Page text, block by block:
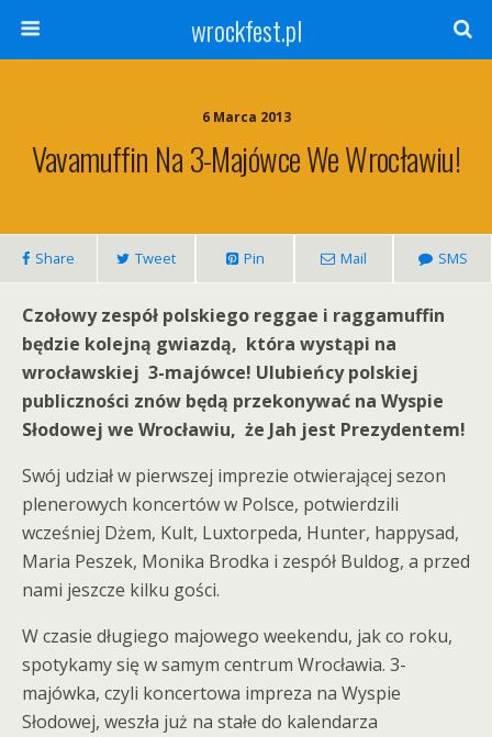
wrockfest.pl
6 Marca 2013
Vavamuffin Na 3-Majówce We Wrocławiu!
Share Tweet Pin Mail SMS
Czołowy zespół polskiego reggae i raggamuffin
będzie kolejną gwiazdą, która wystąpi na
wrocławskiej 3-majówce! Ulubieńcy polskiej
publiczności znów będą przekonywać na Wyspie
Słodowej we Wrocławiu, że Jah jest Prezydentem!
Swój udział w pierwszej imprezie otwierającej sezon
plenerowych koncertów w Polsce, potwierdzili
wcześniej Dżem, Kult, Luxtorpeda, Hunter, happysad,
Maria Peszek, Monika Brodka i zespół Buldog, a przed
nami jeszcze kilku gości.
W czasie długiego majowego weekendu, jak co roku,
spotykamy się w samym centrum Wrocławia. 3-
majówka, czyli koncertowa impreza na Wyspie
Słodowej, weszła już na stałe do kalendarza